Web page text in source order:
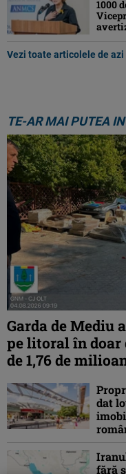
1000
Vezi toate articolele de azi
TE-AR MAI PUTEA
Garda de Mediu
pe litoral în doar
de 1,76 de
dat
fără